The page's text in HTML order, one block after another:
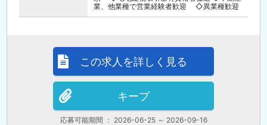
業、他業種で営業経験者歓迎 ◇異業種歓迎
応募可能期間 ： 2026-06-25 ～ 2026-09-16
この求人を詳しく見る
キープ